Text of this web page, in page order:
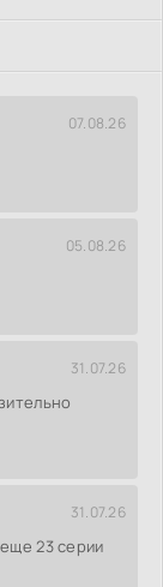
07.08.26
05.08.26
31.07.26
31.07.26
23 серии